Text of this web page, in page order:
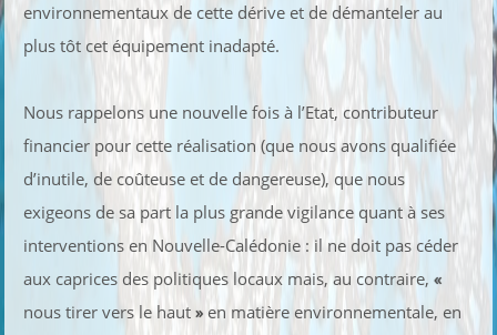
environnementaux de cette dérive et de démanteler au
plus tôt cet équipement inadapté.
Nous rappelons une nouvelle fois à l’Etat, contributeur
financier pour cette réalisation (que nous avons qualifiée
d’inutile, de coûteuse et de dangereuse), que nous
exigeons de sa part la plus grande vigilance quant à ses
interventions en Nouvelle-Calédonie : il ne doit pas céder
aux caprices des politiques locaux mais, au contraire,«
nous tirer vers le haut» en matière environnementale, en